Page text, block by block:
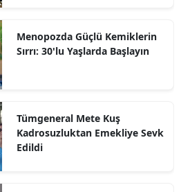
Menopozda Güçlü Kemiklerin
Sırrı: 30'lu Yaşlarda Başlayın
Tümgeneral Mete Kuş
Kadrosuzluktan Emekliye Sevk
Edildi